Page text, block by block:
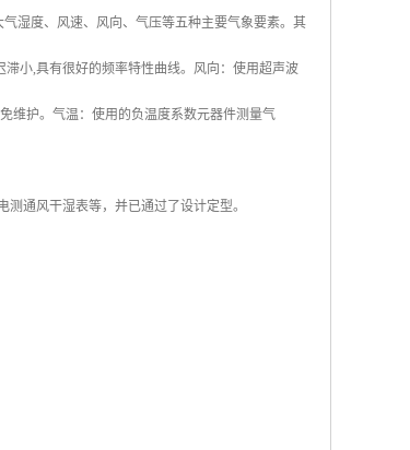
湿度、风速、风向、气压等五种主要气象要素。其
小,具有很好的频率特性曲线。风向：使用超声波
维护。气温：使用的负温度系数元器件测量气
通风干湿表等，并已通过了设计定型。